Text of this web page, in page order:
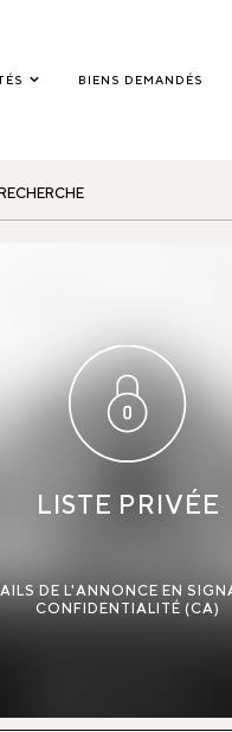
BIENS DEMANDÉS
LISTE PRIVÉE
DE L'ANNONCE EN
CONFIDENTIALITÉ (CA)